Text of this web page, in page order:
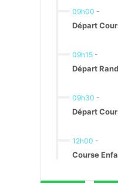
09h00 -
Départ
09h15 -
Départ
09h30 -
Départ
12h00 -
Course